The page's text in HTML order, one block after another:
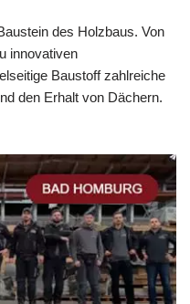
des Holzbaus. Von
innovativen
Baustoff zahlreiche
den Erhalt von Dächern.